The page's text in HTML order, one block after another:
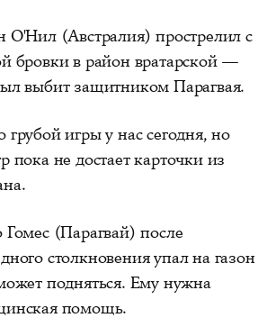
О'Нил (Австралия) прострелил с
бровки в район вратарской —
выбит защитником Парагвая.
грубой игры у нас сегодня, но
пока не достает карточки из
Гомес (Парагвай) после
столкновения упал на газон
подняться. Ему нужна
помощь.